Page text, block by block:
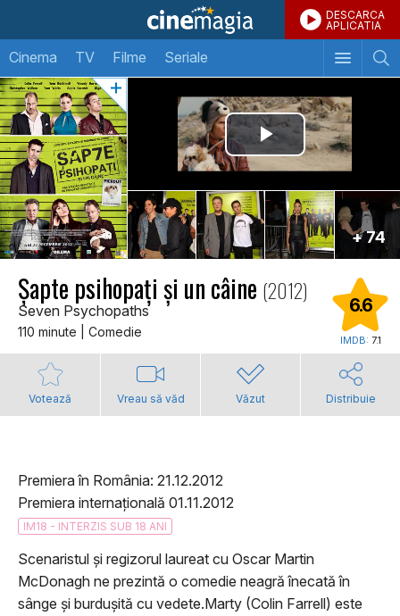
DESCARCA
APLICATIA
Cinema TV Filme Seriale
+ 74
Șapte psihopați și un câine (2012)
Seven Psychopaths
110 minute | Comedie
6.6
IMDB: 7.1
Votează Vreau să văd Văzut Distribuie
Premiera în România: 21.12.2012
Premiera internațională 01.11.2012
IM18 - INTERZIS SUB 18 ANI
Scenaristul și regizorul laureat cu Oscar Martin
McDonagh ne prezintă o comedie neagră înecată în
sânge și burdușită cu vedete.Marty (Colin Farrell) este